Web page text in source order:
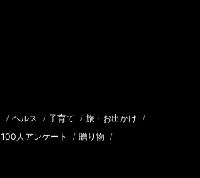
/ ヘルス / 子育て / 旅・お出かけ /
100人アンケート / 贈り物 /